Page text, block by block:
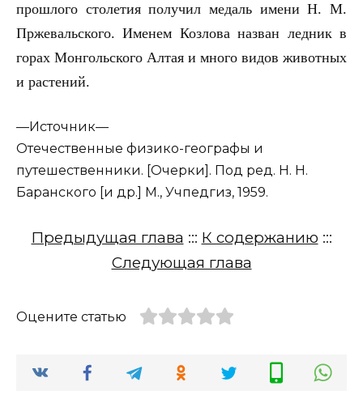
прошлого столетия получил медаль имени Н. М.
Пржевальского. Именем Козлова назван ледник в
горах Монгольского Алтая и много видов животных
и растений.
—Источник—
Отечественные физико-географы и
путешественники. [Очерки]. Под ред. Н. Н.
Баранского [и др.] М., Учпедгиз, 1959.
Предыдущая глава ::: К содержанию :::
Следующая глава
Оцените статью